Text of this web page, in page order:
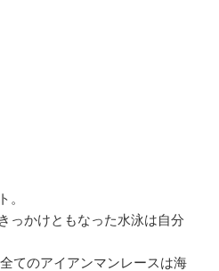
。
っかけともなった水泳は自分
てのアイアンマンレースは海